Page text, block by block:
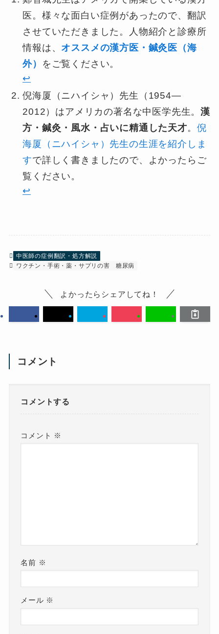
医。様々な面白い症例があったので、翻訳
させていただきました。人物紹介と診療所
情報は、 オススメの漢方医・鍼灸医（海
外）
をご覧ください。
↩︎
倪海厦（ニハイシャ）先生（1954—
2012）はアメリカの著名な中医学先生。漢
方・鍼灸・風水・占いに精通した天才。 倪
海厦（ニハイシャ）先生の生涯を紹介しま
すで詳しく書きましたので、よかったらご
覧ください。
↩︎
中医師の症例翻訳・処方解説
ワクチン・手術・薬・サプリの害
糖尿病
よかったらシェアしてね！
コメント
コメントする
コメント ※
名前 ※
メール ※